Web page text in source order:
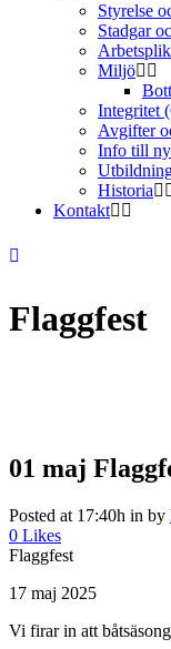
Styrelse
Stadgar
Miljö
Integritet
Avgifter
Info till
Historia
Kontakt
Flaggfest
01 maj
Posted at 17:40h in by
0 Likes
Flaggfest
17 maj 2025
Vi firar in att